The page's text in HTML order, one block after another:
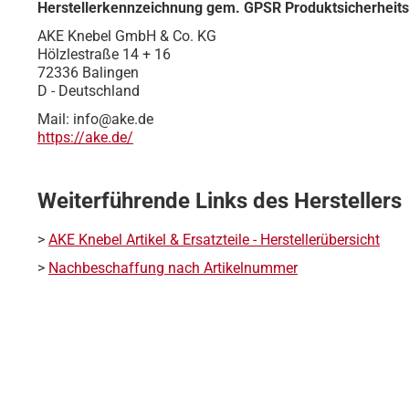
Herstellerkennzeichnung gem. GPSR
AKE Knebel GmbH & Co. KG
Hölzlestraße 14 + 16
72336 Balingen
D - Deutschland
Mail: info@ake.de
https://ake.de/
Weiterführende Links des Herstellers
> AKE Knebel Artikel & Ersatzteile - Herstellerübersicht
> Nachbeschaffung nach Artikelnummer